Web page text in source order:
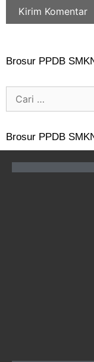
Brosur PPDB
Brosur PPDB